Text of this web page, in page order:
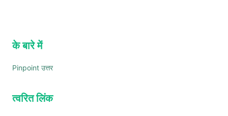
के बारे में
Pinpoint उत्तर
त्वरित लिंक